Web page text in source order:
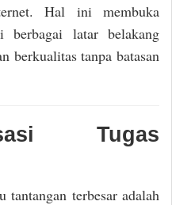
Hal ini membuka
berbagai latar belakang
berkualitas tanpa batasan
Tugas
terbesar adalah